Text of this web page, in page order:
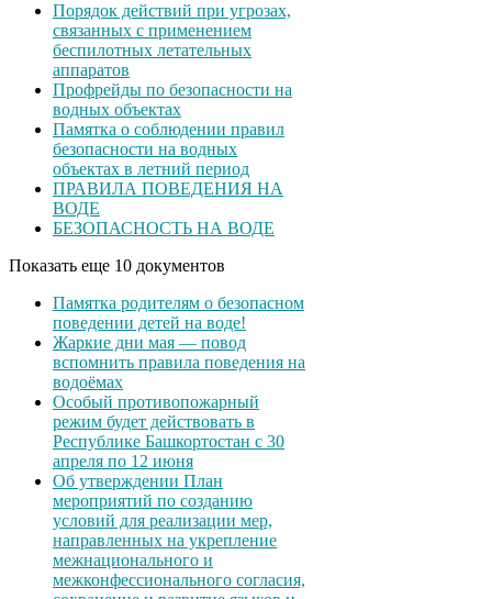
Порядок действий при угрозах,
связанных с применением
беспилотных летательных
аппаратов
Профрейды по безопасности на
водных объектах
Памятка о соблюдении правил
безопасности на водных
объектах в летний период
ПРАВИЛА ПОВЕДЕНИЯ НА
ВОДЕ
БЕЗОПАСНОСТЬ НА ВОДЕ
Показать еще 10 документов
Памятка родителям о безопасном
поведении детей на воде!
Жаркие дни мая — повод
вспомнить правила поведения на
водоёмах
Особый противопожарный
режим будет действовать в
Республике Башкортостан с 30
апреля по 12 июня
Об утверждении План
мероприятий по созданию
условий для реализации мер,
направленных на укрепление
межнационального и
межконфессионального согласия,